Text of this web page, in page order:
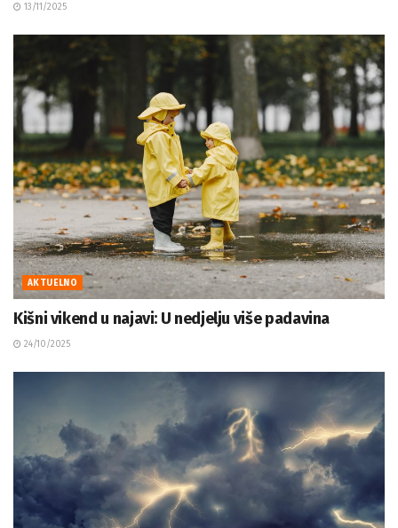
13/11/2025
AKTUELNO
Kišni vikend u najavi: U nedjelju više padavina
24/10/2025